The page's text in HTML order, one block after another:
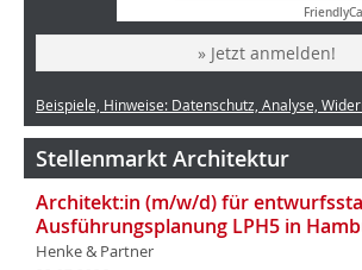
Friendly
» Jetzt anmelden!
Beispiele, Hinweise: Datenschutz, Analyse,
Stellenmarkt Architektur
Architekt:in (m/w/d) für
Ausführungsplanung LPH5 in
Henke & Partner